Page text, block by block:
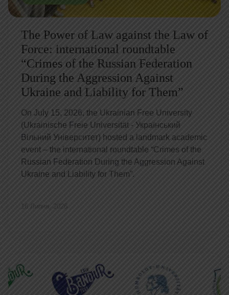
The Power of Law against the Law of
Force: international roundtable
“Crimes of the Russian Federation
During the Aggression Against
Ukraine and Liability for Them”
On July 15, 2026, the Ukrainian Free University
(Ukrainische Freie Universität - Український
Вільний Університет) hosted a landmark academic
event – the international roundtable “Crimes of the
Russian Federation During the Aggression Against
Ukraine and Liability for Them”.
16 Липня, 2026